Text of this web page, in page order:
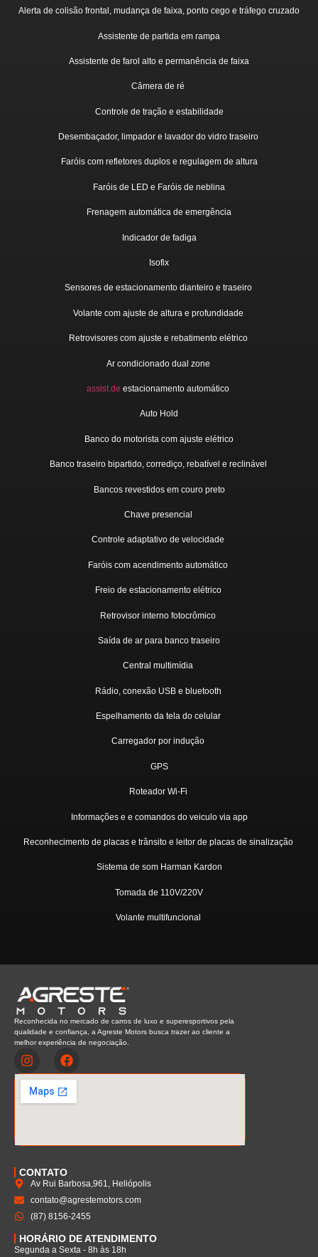
Alerta de colisão frontal, mudança de faixa, ponto cego e tráfego cruzado
Assistente de partida em rampa
Assistente de farol alto e permanência de faixa
Câmera de ré
Controle de tração e estabilidade
Desembaçador, limpador e lavador do vidro traseiro
Faróis com refletores duplos e regulagem de altura
Faróis de LED e Faróis de neblina
Frenagem automática de emergência
Indicador de fadiga
Isofix
Sensores de estacionamento dianteiro e traseiro
Volante com ajuste de altura e profundidade
Retrovisores com ajuste e rebatimento elétrico
Ar condicionado dual zone
assist.de estacionamento automático
Auto Hold
Banco do motorista com ajuste elétrico
Banco traseiro bipartido, corrediço, rebatível e reclinável
Bancos revestidos em couro preto
Chave presencial
Controle adaptativo de velocidade
Faróis com acendimento automático
Freio de estacionamento elétrico
Retrovisor interno fotocrômico
Saída de ar para banco traseiro
Central multimídia
Rádio, conexão USB e bluetooth
Espelhamento da tela do celular
Carregador por indução
GPS
Roteador Wi-Fi
Informações e e comandos do veiculo via app
Reconhecimento de placas e trânsito e leitor de placas de sinalização
Sistema de som Harman Kardon
Tomada de 110V/220V
Volante multifuncional
Reconhecida no mercado de carros de luxo e superesportivos pela
qualidade e confiança, a Agreste Motors busca trazer ao cliente a
melhor experiência de negociação.
CONTATO
Av Rui Barbosa,961, Heliópolis
contato@agrestemotors.com
(87) 8156-2455
HORÁRIO DE ATENDIMENTO
Segunda a Sexta - 8h às 18h